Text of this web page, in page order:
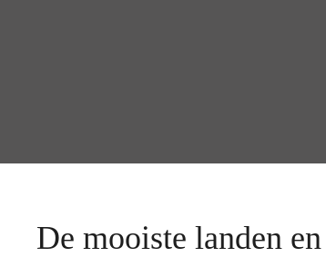
De mooiste landen